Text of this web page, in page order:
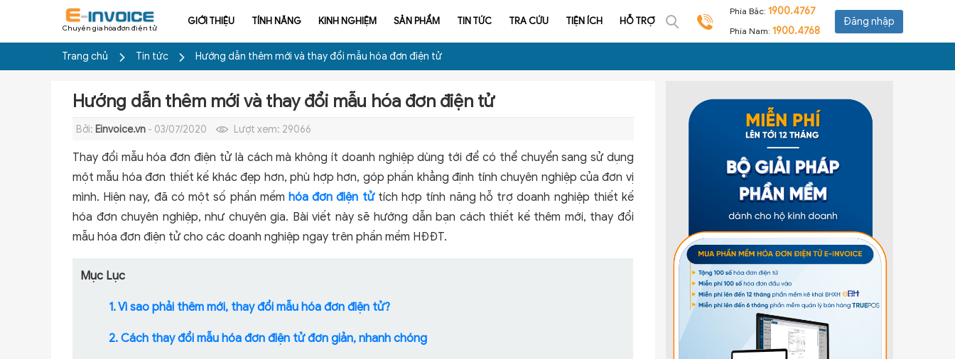
Chuyên gia hóa đơn điện tử
GIỚI THIỆU TÍNH NĂNG KINH NGHIỆM SẢN PHẨM TIN TỨC TRA CỨU TIỆN ÍCH HỖ TRỢ
Phía Bắc: 1900.4767
Phía Nam: 1900.4768
Đăng nhập
Trang chủ Tin tức Hướng dẫn thêm mới và thay đổi mẫu hóa đơn điện tử
Hướng dẫn thêm mới và thay đổi mẫu hóa đơn điện tử
Bởi: Einvoice.vn - 03/07/2020 Lượt xem: 29066
Thay đổi mẫu hóa đơn điện tử là cách mà không ít doanh nghiệp dùng tới để có thể chuyển sang sử dụng
một mẫu hóa đơn thiết kế khác đẹp hơn, phù hợp hơn, góp phần khẳng định tính chuyên nghiệp của đơn vị
mình. Hiện nay, đã có một số phần mềmhóa đơn điện tửtích hợp tính năng hỗ trợ doanh nghiệp thiết kế
hóa đơn chuyên nghiệp, như chuyên gia. Bài viết này sẽ hướng dẫn bạn cách thiết kế thêm mới, thay đổi
mẫu hóa đơn điện tử cho các doanh nghiệp ngay trên phần mềm HĐĐT.
Mục Lục
1. Vì sao phải thêm mới, thay đổi mẫu hóa đơn điện tử?
2. Cách thay đổi mẫu hóa đơn điện tử đơn giản, nhanh chóng